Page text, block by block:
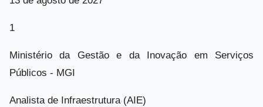
1
Ministério da Gestão e da Inovação em Serviços
Públicos - MGI
Analista de Infraestrutura (AIE)